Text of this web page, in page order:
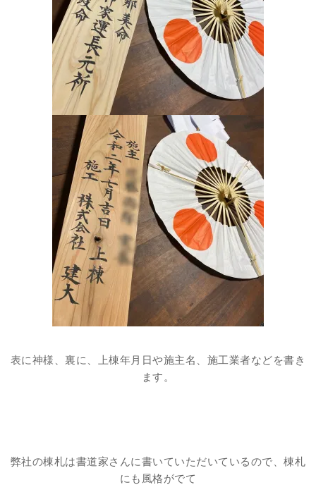
表に神様、裏に、上棟年月日や施主名、施工業者などを書き
ます。
弊社の棟札は書道家さんに書いていただいているので、棟札
にも風格がでて